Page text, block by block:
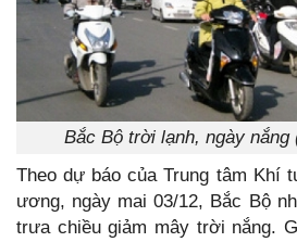
Bắc Bộ trời lạnh, ngày nắng
Theo dự báo của Trung tâm Khí
ương, ngày mai 03/12, Bắc Bộ
trưa chiều giảm mây trời nắng.